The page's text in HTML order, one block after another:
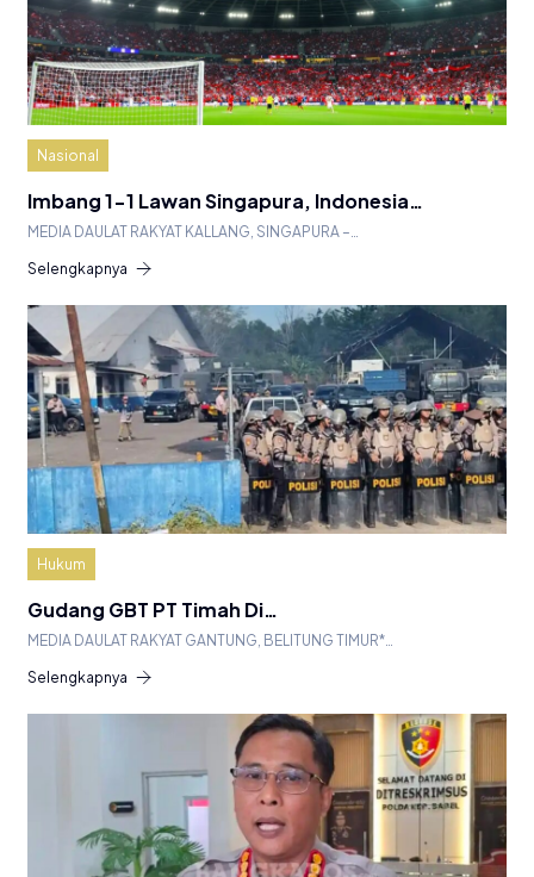
Nasional
Imbang 1-1 Lawan Singapura, Indonesia…
MEDIA DAULAT RAKYAT KALLANG, SINGAPURA –…
Selengkapnya
Hukum
Gudang GBT PT Timah Di…
MEDIA DAULAT RAKYAT GANTUNG, BELITUNG TIMUR*…
Selengkapnya